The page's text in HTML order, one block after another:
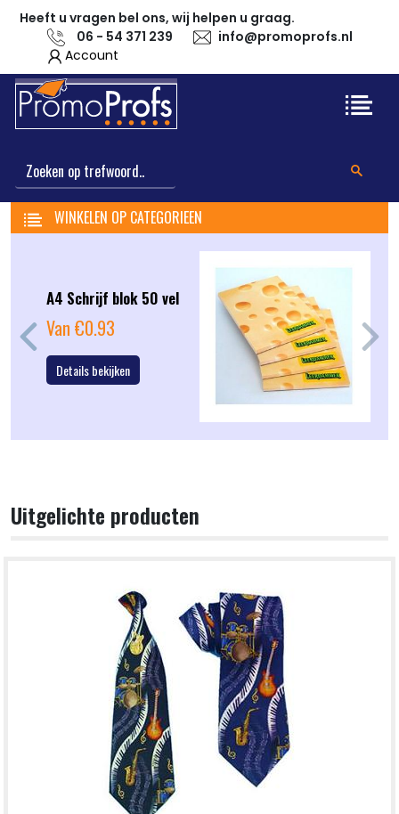
Heeft u vragen bel ons, wij helpen u graag.
06 - 54 371 239
info@promoprofs.nl
Account
WINKELEN OP CATEGORIEEN
A4 Schrijf blok 50 vel
Van €0.93
Details bekijken
Previous Next
Uitgelichte producten